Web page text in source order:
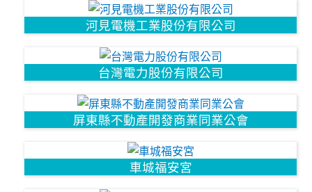
河見電機工業股份有限公司
台灣電力股份有限公司
屏東縣不動產開發商業同業公會
車城福安宮